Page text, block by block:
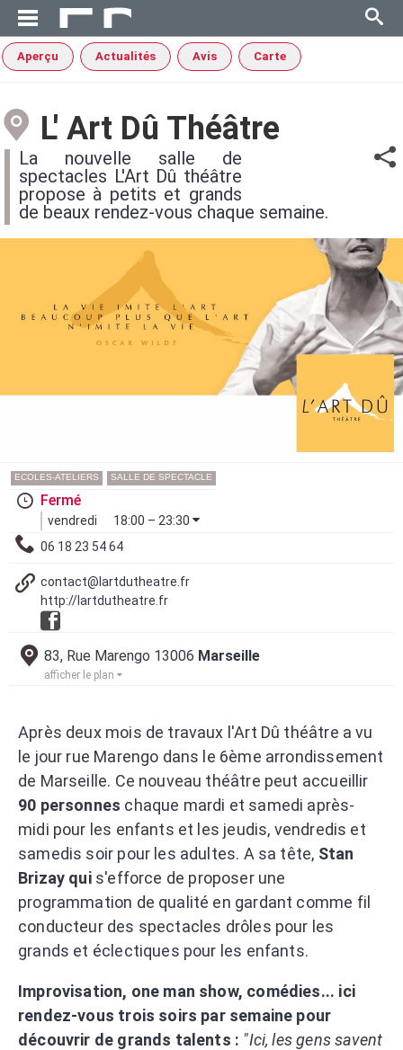
Aperçu Actualités Avis Carte
L' Art Dû Théâtre
La nouvelle salle de
spectacles L'Art Dû théâtre
propose à petits et grands
de beaux rendez-vous chaque semaine.
ECOLES-ATELIERS SALLE DE SPECTACLE
Fermé
vendredi
18:00 – 23:30
06 18 23 54 64
contact@lartdutheatre.fr
http://lartdutheatre.fr
83, Rue Marengo 13006 Marseille
afficher le plan
Après deux mois de travaux l'Art Dû théâtre a vu
le jour rue Marengo dans le 6ème arrondissement
de Marseille. Ce nouveau théâtre peut accueillir
90 personnes chaque mardi et samedi après-
midi pour les enfants et les jeudis, vendredis et
samedis soir pour les adultes. A sa tête, Stan
Brizay qui s'efforce de proposer une
programmation de qualité en gardant comme fil
conducteur des spectacles drôles pour les
grands et éclectiques pour les enfants.
Improvisation, one man show, comédies... ici
rendez-vous trois soirs par semaine pour
découvrir de grands talents : "Ici, les gens savent